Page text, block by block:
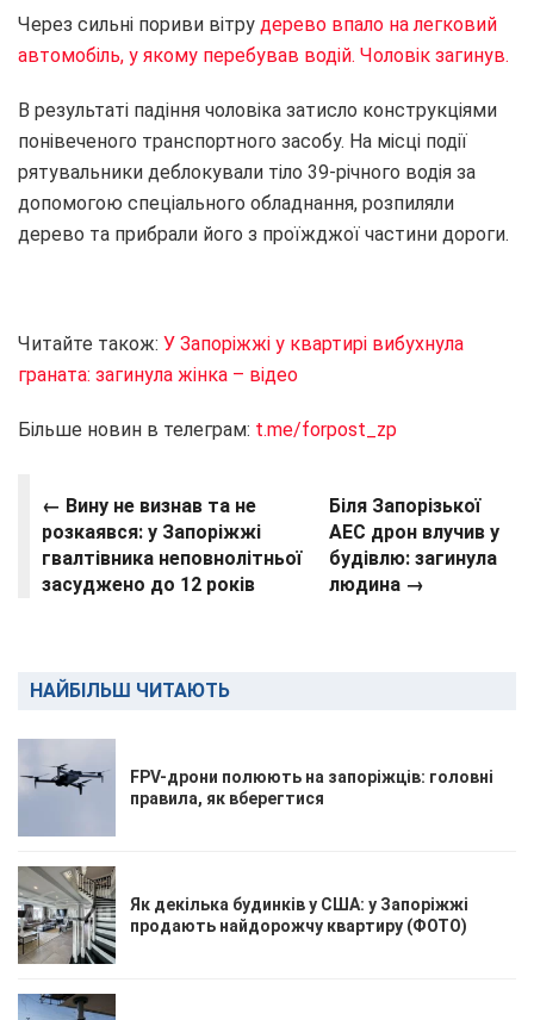
Через сильні пориви вітру дерево впало на легковий
автомобіль, у якому перебував водій. Чоловік загинув.
В результаті падіння чоловіка затисло конструкціями
понівеченого транспортного засобу. На місці події
рятувальники деблокували тіло 39-річного водія за
допомогою спеціального обладнання, розпиляли
дерево та прибрали його з проїжджої частини дороги.
Читайте також: У Запоріжжі у квартирі вибухнула
граната: загинула жінка – відео
Більше новин в телеграм: t.me/forpost_zp
← Вину не визнав та не
розкаявся: у Запоріжжі
гвалтівника неповнолітньої
засуджено до 12 років
Біля Запорізької
АЕС дрон влучив у
будівлю: загинула
людина →
НАЙБІЛЬШ ЧИТАЮТЬ
FPV-дрони полюють на запоріжців: головні
правила, як вберегтися
Як декілька будинків у США: у Запоріжжі
продають найдорожчу квартиру (ФОТО)